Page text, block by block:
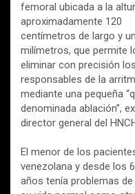
femoral ubicada a la
aproximadamente 120
centímetros de largo y
milímetros, que permite
eliminar con precisión
responsables de la
mediante una pequeña
denominada ablación”,
director general del
El menor de los
venezolana y desde los 6
años tenía problemas